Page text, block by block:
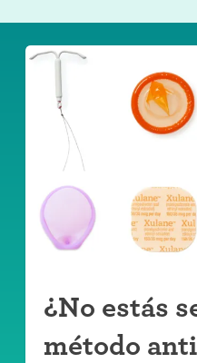
¿No estás
método